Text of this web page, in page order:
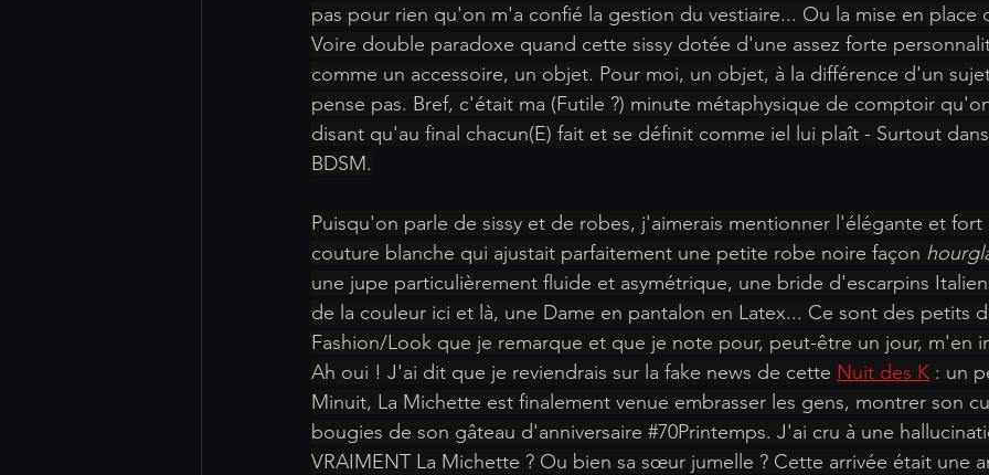
pas pour rien qu'on m'a confié la gestion du vestiaire... Ou la mise en place
Voire double paradoxe quand cette sissy dotée d'une assez forte
comme un accessoire, un objet. Pour moi, un objet, à la différence d'un sujet
pense pas. Bref, c'était ma (Futile ?) minute métaphysique de comptoir
disant qu'au final chacun(E) fait et se définit comme iel lui plaît - Surtout
BDSM.
Puisqu'on parle de sissy et de robes, j'aimerais mentionner l'élégante et
couture blanche qui ajustait parfaitement une petite robe noire façon
une jupe particulièrement fluide et asymétrique, une bride d'escarpins
de la couleur ici et là, une Dame en pantalon en Latex... Ce sont des petits
Fashion/Look que je remarque et que je note pour, peut-être un jour, m'en
Ah oui ! J'ai dit que je reviendrais sur la fake news de cette Nuit des K : un
Minuit, La Michette est finalement venue embrasser les gens, montrer son
bougies de son gâteau d'anniversaire #70Printemps. J'ai cru à une
VRAIMENT La Michette ? Ou bien sa sœur jumelle ? Cette arrivée était une